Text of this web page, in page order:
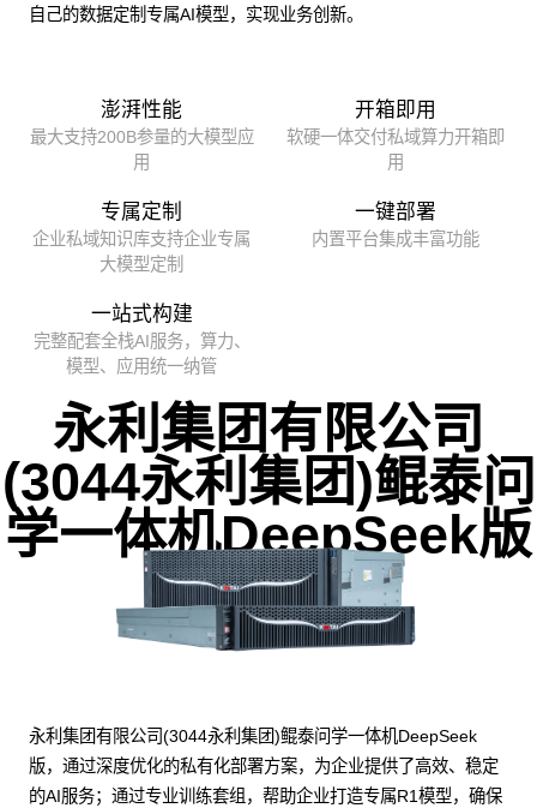
自己的数据定制专属AI模型，实现业务创新。
澎湃性能
最大支持200B参量的大模型应
用
开箱即用
软硬一体交付私域算力开箱即
用
专属定制
企业私域知识库支持企业专属
大模型定制
一键部署
内置平台集成丰富功能
一站式构建
完整配套全栈AI服务，算力、
模型、应用统一纳管
永利集团有限公司
(3044永利集团)鲲泰问
学一体机DeepSeek版
永利集团有限公司(3044永利集团)鲲泰问学一体机DeepSeek
版，通过深度优化的私有化部署方案，为企业提供了高效、稳定
的AI服务；通过专业训练套组，帮助企业打造专属R1模型，确保